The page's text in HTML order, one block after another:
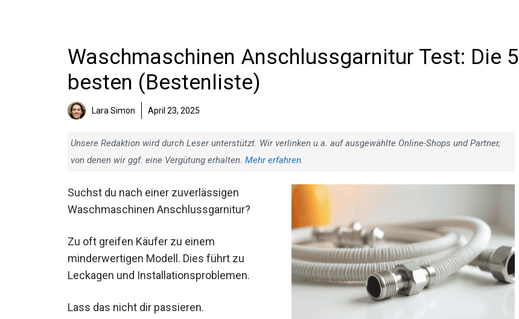
Waschmaschinen Anschlussgarnitur Test: Die 5
besten (Bestenliste)
Lara Simon April 23, 2025
Unsere Redaktion wird durch Leser unterstützt. Wir verlinken u.a. auf ausgewählte Online-Shops und Partner,
von denen wir ggf. eine Vergütung erhalten. Mehr erfahren.
Suchst du nach einer zuverlässigen
Waschmaschinen Anschlussgarnitur?
Zu oft greifen Käufer zu einem
minderwertigen Modell. Dies führt zu
Leckagen und Installationsproblemen.
Lass das nicht dir passieren.